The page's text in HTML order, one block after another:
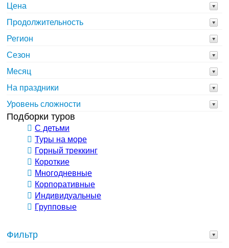
Цена
Продолжительность
Регион
Сезон
Месяц
На праздники
Уровень сложности
Подборки туров
С детьми
Туры на море
Горный треккинг
Короткие
Многодневные
Корпоративные
Индивидуальные
Групповые
Фильтр